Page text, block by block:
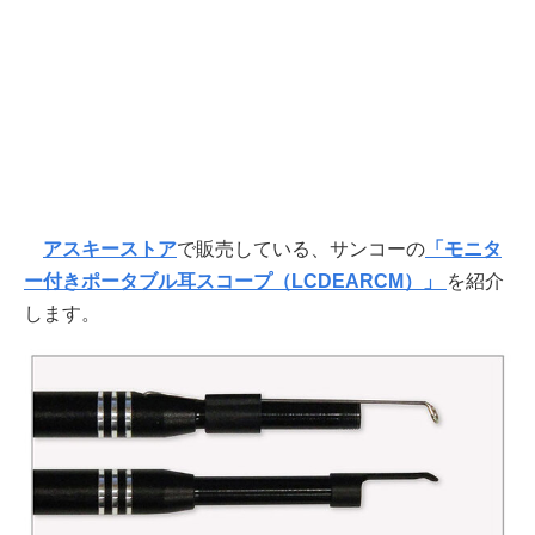
アスキーストアで販売している、サンコーの 「モニタ
ー付きポータブル耳スコープ（LCDEARCM）」
を紹介
します。